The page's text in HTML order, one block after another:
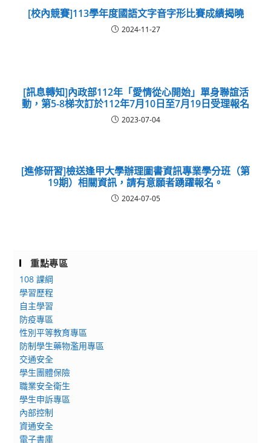
[校內競賽]113學年度國語文字音字形比賽成績揭曉
2024-11-27
[訊息轉知]內政部112年「愛情從心開始」單身聯誼活
動，第5-8梯次訂於112年7月10日至7月19日受理報名
2023-07-04
[進修研習]檢送逢甲大學辦理圖書資訊專業學分班（第
19期）相關資訊，請有意願者踴躍報名。
2024-07-05
重點專區
108 課綱
學習歷程
自主學習
防疫專區
性別平等教育專區
防制學生藥物濫用專區
交通安全
學生團體保險
職業安全衛生
學生申訴專區
內部控制
資通安全
電子書庫